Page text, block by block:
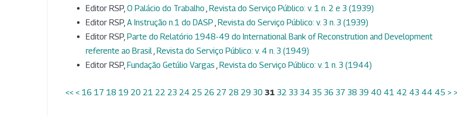
Editor RSP, O Palácio do Trabalho , Revista do Serviço Público: v. 1 n. 2 e 3 (1939)
Editor RSP, A Instrução n.1 do DASP , Revista do Serviço Público: v. 3 n. 3 (1939)
Editor RSP, Parte do Relatório 1948-49 do International Bank of Reconstrution and Development
referente ao Brasil, Revista do Serviço Público: v. 4 n. 3 (1949)
Editor RSP, Fundação Getúlio Vargas , Revista do Serviço Público: v. 1 n. 3 (1944)
<< < 16 17 18 19 20 21 22 23 24 25 26 27 28 29 30 31 32 33 34 35 36 37 38 39 40 41 42 43 44 45 >